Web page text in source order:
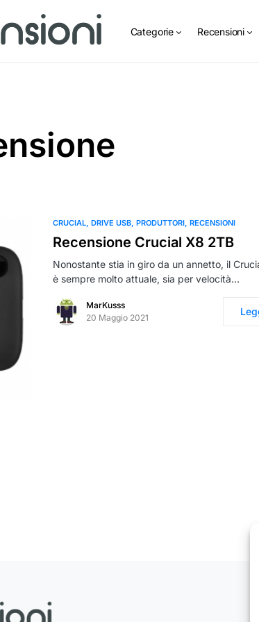
Categorie Recensioni
CRUCIAL DRIVE USB PRODUTTORI RECENSIONI
Recensione Crucial X8 2TB
Nonostante stia in giro da un annetto, il
è sempre molto attuale, sia per velocità…
MarKusss
20 Maggio 2021